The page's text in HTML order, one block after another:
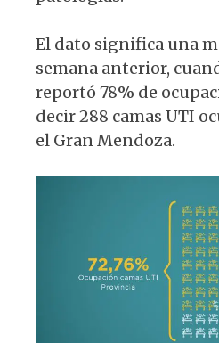
El dato significa una
semana anterior,
reportó 78% de
decir 288 camas UTI
el Gran Mendoza.